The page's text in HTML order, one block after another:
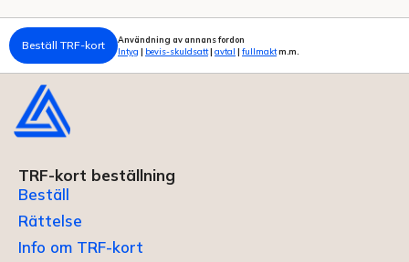
Beställ TRF-kort
Användning av annans fordon
Intyg | bevis-skuldsatt| avtal | fullmaktm.m.
TRF-kort beställning
Beställ
Rättelse
Info om TRF-kort